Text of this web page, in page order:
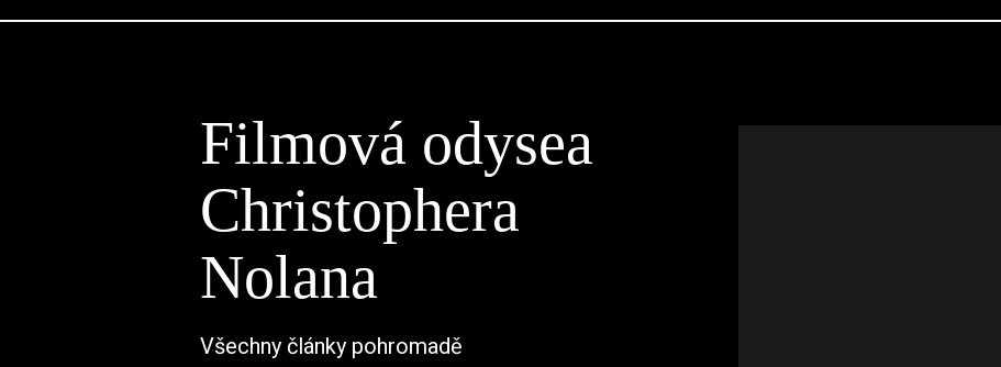
Filmová odysea
Christophera
Nolana
Všechny články pohromadě